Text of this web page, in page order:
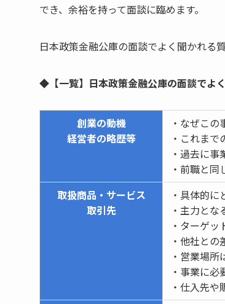
でき、余裕を持って面談に臨めます。
日本政策金融公庫の面談でよく聞かれる
◆【一覧】日本政策金融公庫の面談でよ
創業の動機
経営者の略歴等
・なぜこ
・これま
・過去に
・前職と
取扱商品・サービス
取引先
・具体的
・主力と
・ターゲッ
・他社と
・営業場
・事業に
・仕入先